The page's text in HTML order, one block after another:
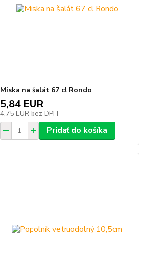
Miska na šalát 67 cl Rondo
5,84 EUR
4,75 EUR bez DPH
Pridať do košíka